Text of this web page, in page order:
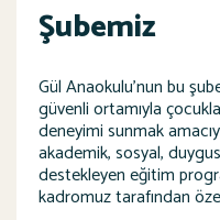
Şubemiz
Gül Anaokulu’nun bu
güvenli ortamıyla
deneyimi sunmak
akademik, sosyal,
destekleyen eğitim
kadromuz tarafından